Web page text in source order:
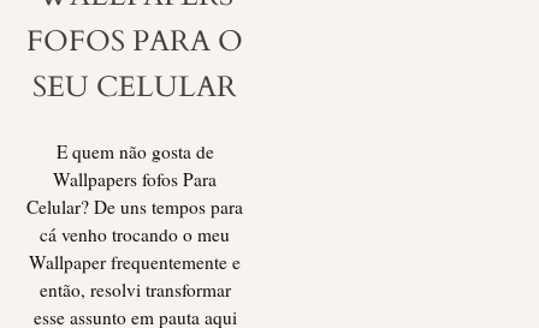
FOFOS PARA O
SEU CELULAR
E quem não gosta de
Wallpapers fofos Para
Celular? De uns tempos para
cá venho trocando o meu
Wallpaper frequentemente e
então, resolvi transformar
esse assunto em pauta aqui